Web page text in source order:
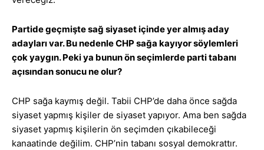
Partide geçmişte sağ siyaset içinde yer almış aday
adayları var. Bu nedenle CHP sağa kayıyor söylemleri
çok yaygın. Peki ya bunun ön seçimlerde parti tabanı
açısından sonucu ne olur?
CHP sağa kaymış değil. Tabii CHP’de daha önce sağda
siyaset yapmış kişiler de siyaset yapıyor. Ama ben sağda
siyaset yapmış kişilerin ön seçimden çıkabileceği
kanaatinde değilim. CHP’nin tabanı sosyal demokrattır.